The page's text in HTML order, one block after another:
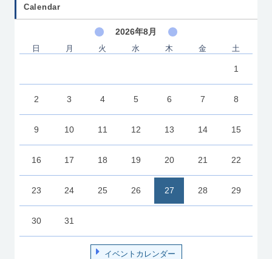
Calendar
2026年8月
日 月 火 水 木 金 土
1
2 3 4 5 6 7 8
9 10 11 12 13 14 15
16 17 18 19 20 21 22
23 24 25 26 27 28 29
30 31
イベントカレンダー